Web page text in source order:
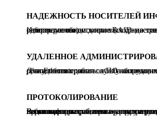
НАДЕЖНОСТЬ НОСИТЕЛЕЙ
Используются дисковые RAID-массивы с резервированием дисков (сохраняется работоспособность при выходе до трех дисков одновременно).
УДАЛЕННОЕ
Для удобства работы обслуживающих организаций, реализована единая служба автоматического обновления прошивок ПО оборудования МССОИ по сети Ethernet.
ПРОТОКОЛИРОВАНИЕ
В базах данных системы регистрируются все происходящие события и сопутствующая фото и видеоинформация, протоколируются действия персонала при работе с программным обеспечением. Возможности хранения журналов рассчитаны на несколько лет.